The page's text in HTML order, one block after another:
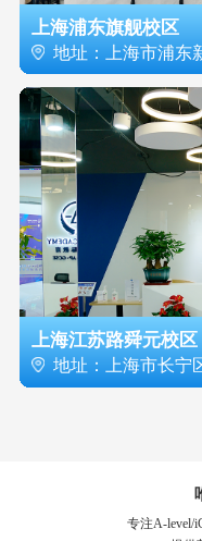
上海浦东旗舰校区
地址：上海市浦东
上海江苏路舜元校区
地址：上海市长宁
专注A-level/